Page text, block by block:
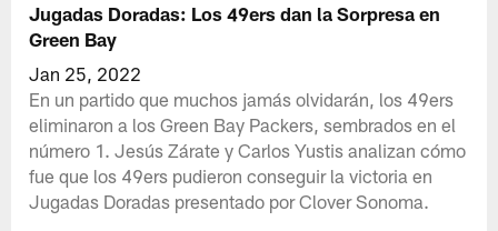
Jugadas Doradas: Los 49ers dan la Sorpresa en
Green Bay
Jan 25, 2022
En un partido que muchos jamás olvidarán, los 49ers
eliminaron a los Green Bay Packers, sembrados en el
número 1. Jesús Zárate y Carlos Yustis analizan cómo
fue que los 49ers pudieron conseguir la victoria en
Jugadas Doradas presentado por Clover Sonoma.